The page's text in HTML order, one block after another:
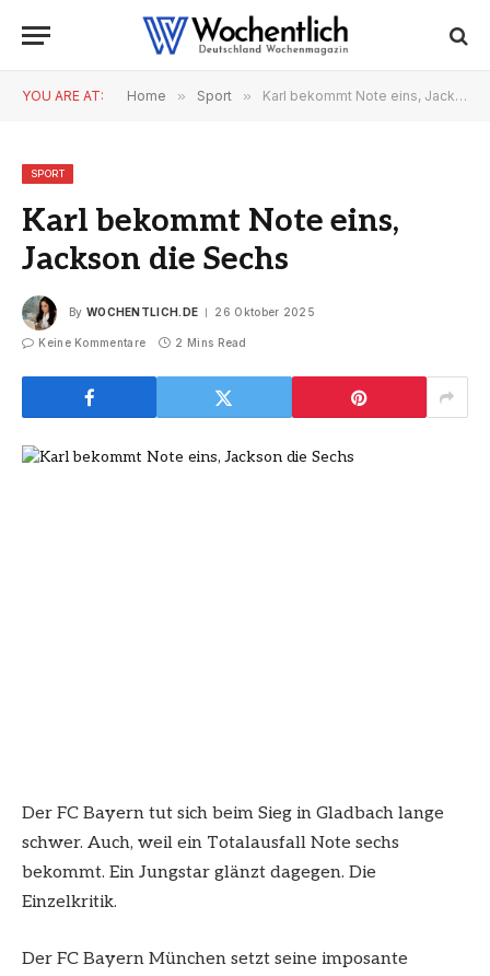
YOU ARE AT: Home » Sport » Karl bekommt Note eins, Jackson die Sechs
SPORT
Karl bekommt Note eins,
Jackson die Sechs
By WOCHENTLICH.DE 26 Oktober 2025
Keine Kommentare 2 Mins Read
Der FC Bayern tut sich beim Sieg in Gladbach lange
schwer. Auch, weil ein Totalausfall Note sechs
bekommt. Ein Jungstar glänzt dagegen. Die
Einzelkritik.
Der FC Bayern München setzt seine imposante